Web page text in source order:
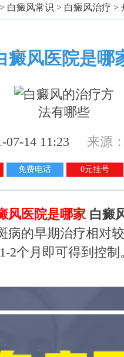
> 白癜风常识 > 白癜风治疗 >
癜风医院是哪
07-14 11:23 来源
免费电话 0元挂号
风医院是哪家 白癜
病的早期治疗相对
2个月即可得到控